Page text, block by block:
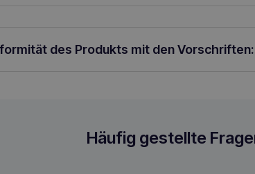
Tier kontinuierlich mit Trinkwasser versorgt werden.
des Produkts mit den
für Hunde und Katzen
Häufig gestellte